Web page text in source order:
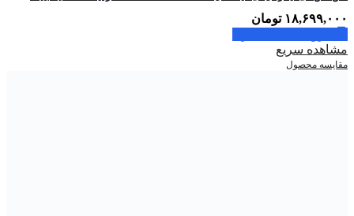
۱۸,۶۹۹,۰۰۰ تومان
مشاهده سریع
مقایسه محصول